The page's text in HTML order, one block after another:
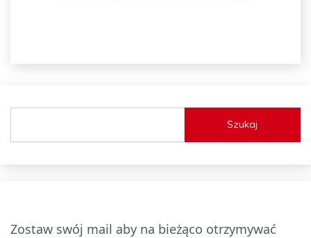
Szukaj
Zostaw swój mail aby na bieżąco otrzymywać